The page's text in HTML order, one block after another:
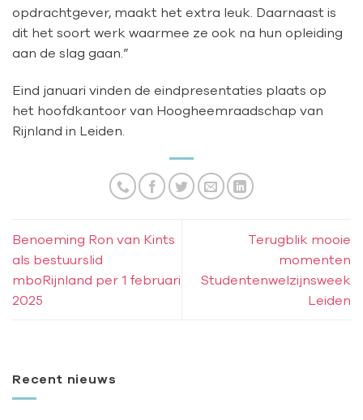
opdrachtgever, maakt het extra leuk. Daarnaast is
dit het soort werk waarmee ze ook na hun opleiding
aan de slag gaan.”
Eind januari vinden de eindpresentaties plaats op
het hoofdkantoor van Hoogheemraadschap van
Rijnland in Leiden.
Benoeming Ron van Kints
als bestuurslid
mboRijnland per 1 februari
2025
Terugblik mooie
momenten
Studentenwelzijnsweek
Leiden
Recent nieuws